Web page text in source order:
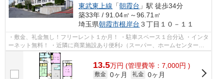
東武東上線 「朝霞台 」駅 徒歩34分
築33年 / 91.04㎡～96.71㎡
埼玉県朝霞市根岸台 ３丁目１０－１１
・敷金、礼金無し！フリーレント１か月！ ・駐車スペース１台分込 ・インタ
ーネット無料！ ・近隣に商業施設あり便利♪（スーパー、ホームセンター、
クリニック等）
13.5万円 (管理費等：7,000円 )
敷金 0ヶ月 礼金 0ヶ月